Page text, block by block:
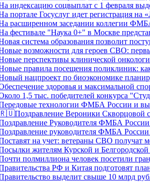
индексацию соцвыплат с 1 февраля
портале Госуслуг идет регистрация
расширенном заседании коллегии
фестивале "Наука 0+" в Москве
система образования позволит
возможности для героев СВО:
перспективы клинической
правила посещения поликлиник:
нацпроект по биоэкономике
здоровья и максимальной
1,5 тыс. победителей конкурса
технологии ФМБА России и
Вероники Скворцовой с
Руководителя ФМБА
руководителя ФМБА
на учет: ветераны СВО получат
жителям Курской и
полмиллиона человек посетили
РФ и Китая подготовят
выделит свыше 10 млрд